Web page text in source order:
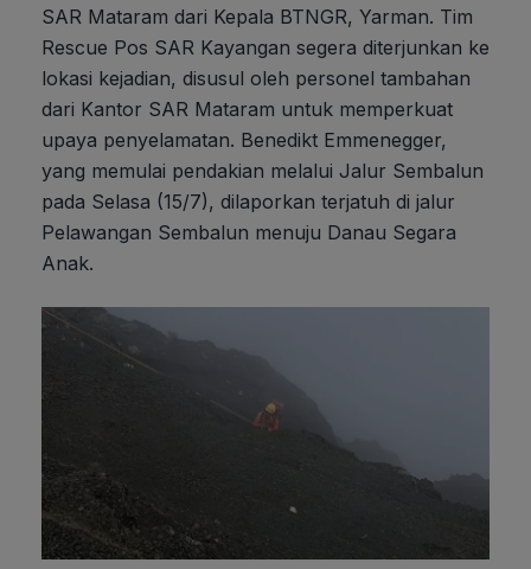
SAR Mataram dari Kepala BTNGR, Yarman. Tim
Rescue Pos SAR Kayangan segera diterjunkan ke
lokasi kejadian, disusul oleh personel tambahan
dari Kantor SAR Mataram untuk memperkuat
upaya penyelamatan. Benedikt Emmenegger,
yang memulai pendakian melalui Jalur Sembalun
pada Selasa (15/7), dilaporkan terjatuh di jalur
Pelawangan Sembalun menuju Danau Segara
Anak.